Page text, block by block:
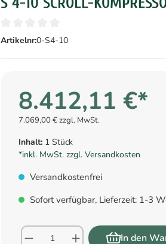
Artikelnr:0-S4-10
8.412,11 €*
7.069,00 € zzgl. MwSt.
Inhalt: 1 Stück
*inkl. MwSt. zzgl. Versandkosten
Versandkostenfrei
Sofort verfügbar, Lieferzeit: 1-3
In den